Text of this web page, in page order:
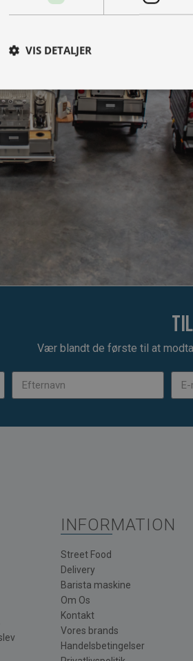
Vær blandt de første til at
INFORMATION
Street Food
Delivery
Barista maskine
Om Os
Kontakt
Vores brands
Handelsbetingelser
VIS DETALJER